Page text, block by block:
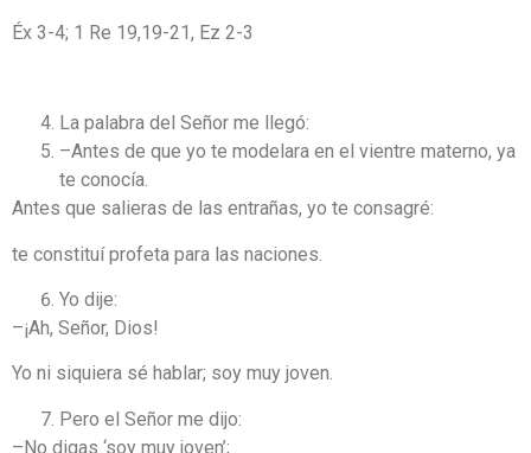
Éx 3-4; 1 Re 19,19-21, Ez 2-3
La palabra del Señor me llegó:
–Antes de que yo te modelara en el vientre materno, ya
te conocía.
Antes que salieras de las entrañas, yo te consagré:
te constituí profeta para las naciones.
Yo dije:
–¡Ah, Señor, Dios!
Yo ni siquiera sé hablar; soy muy joven.
Pero el Señor me dijo:
–No digas ‘soy muy joven’;